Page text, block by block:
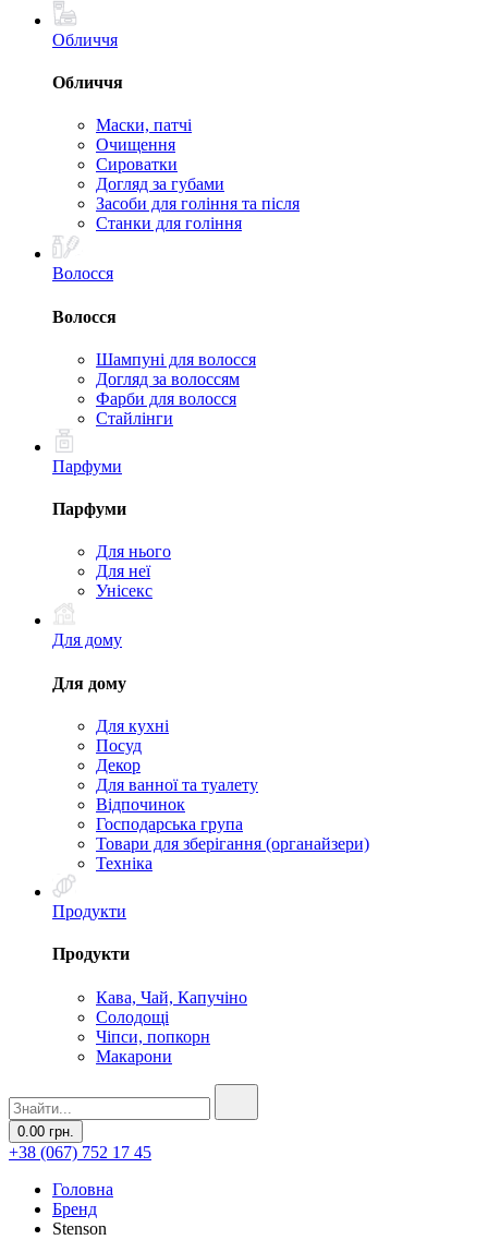
Обличчя
Обличчя
Маски, патчі
Очищення
Сироватки
Догляд за губами
Засоби для гоління та після
Станки для гоління
Волосся
Волосся
Шампуні для волосся
Догляд за волоссям
Фарби для волосся
Стайлінги
Парфуми
Парфуми
Для нього
Для неї
Унісекс
Для дому
Для дому
Для кухні
Посуд
Декор
Для ванної та туалету
Відпочинок
Господарська група
Товари для зберігання (органайзери)
Техніка
Продукти
Продукти
Кава, Чай, Капучіно
Солодощі
Чіпси, попкорн
Макарони
0.00 грн.
+38 (067) 752 17 45
Головна
Бренд
Stenson